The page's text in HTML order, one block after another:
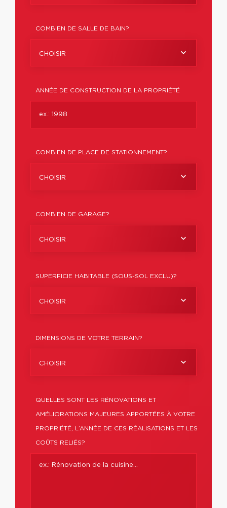
COMBIEN DE SALLE DE BAIN?
CHOISIR
ANNÉE DE CONSTRUCTION DE LA PROPRIÉTÉ
COMBIEN DE PLACE DE STATIONNEMENT?
CHOISIR
COMBIEN DE GARAGE?
CHOISIR
SUPERFICIE HABITABLE (SOUS-SOL EXCLU)?
CHOISIR
DIMENSIONS DE VOTRE TERRAIN?
CHOISIR
QUELLES SONT LES RÉNOVATIONS ET
AMÉLIORATIONS MAJEURES APPORTÉES À VOTRE
PROPRIÉTÉ, L’ANNÉE DE CES RÉALISATIONS ET LES
COÛTS RELIÉS?